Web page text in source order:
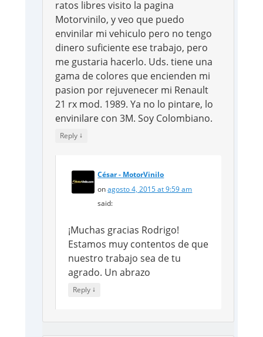
ratos libres visito la pagina
Motorvinilo, y veo que puedo
envinilar mi vehiculo pero no tengo
dinero suficiente ese trabajo, pero
me gustaria hacerlo. Uds. tiene una
gama de colores que encienden mi
pasion por rejuvenecer mi Renault
21 rx mod. 1989. Ya no lo pintare, lo
envinilare con 3M. Soy Colombiano.
Reply ↓
César - MotorVinilo
onagosto 4, 2015 at 9:59 am
said:
¡Muchas gracias Rodrigo!
Estamos muy contentos de que
nuestro trabajo sea de tu
agrado. Un abrazo
Reply ↓